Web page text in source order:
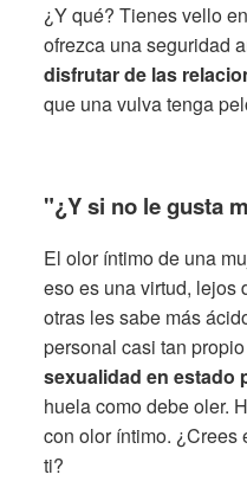
¿Y qué? Tienes vello
ofrezca una seguridad
disfrutar de las
que una vulva tenga
"¿Y si no le gusta
El olor íntimo de una
eso es una virtud, lejos
otras les sabe más
personal casi tan
sexualidad en estado
huela como debe oler.
con olor íntimo. ¿Crees
ti?